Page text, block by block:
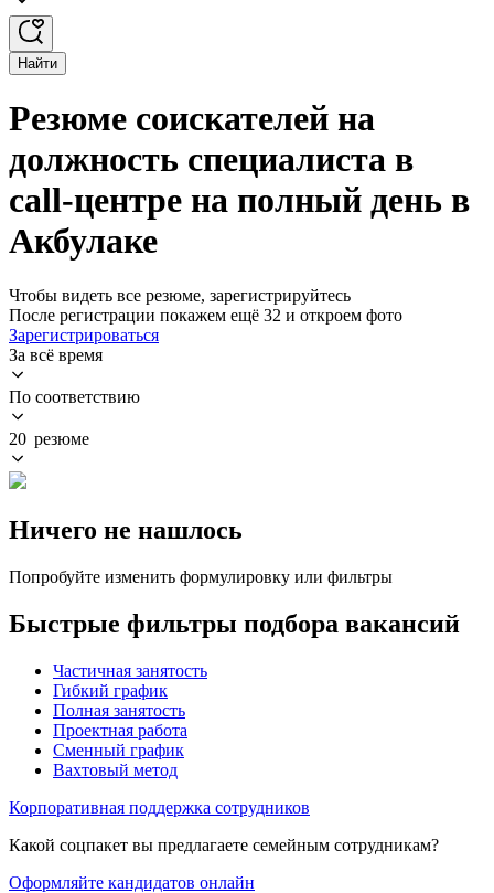
Найти
Резюме соискателей на
должность специалиста в
call-центре на полный день в
Акбулаке
Чтобы видеть все резюме, зарегистрируйтесь
После регистрации покажем ещё 32 и откроем фото
Зарегистрироваться
За всё время
По соответствию
20 резюме
Ничего не нашлось
Попробуйте изменить формулировку или фильтры
Быстрые фильтры подбора вакансий
Частичная занятость
Гибкий график
Полная занятость
Проектная работа
Сменный график
Вахтовый метод
Корпоративная поддержка сотрудников
Какой соцпакет вы предлагаете семейным сотрудникам?
Оформляйте кандидатов онлайн